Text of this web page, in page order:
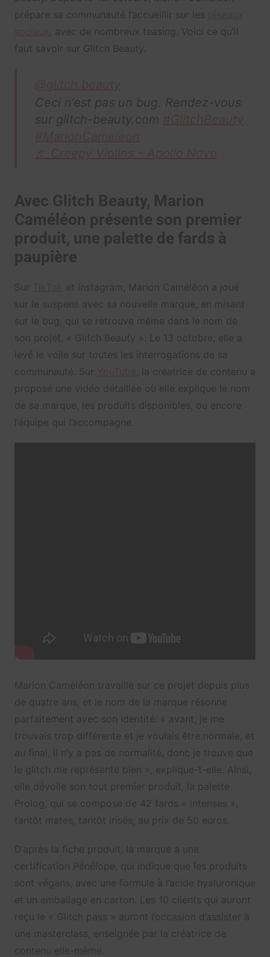
prépare sa communauté l’accueillir sur les
, avec de nombreux teasing. Voici ce qu’il
faut savoir sur Glitch Beauty.
Ceci n’est pas un bug. Rendez-vous
sur glitch-beauty.com
Avec Glitch Beauty, Marion
Caméléon présente son premier
produit, une palette de fards à
paupière
Sur
et Instagram, Marion Caméléon a joué
sur le suspens avec sa nouvelle marque, en misant
sur le bug, qui se retrouve même dans le nom de
son projet, « Glitch Beauty ». Le 13 octobre, elle a
levé le voile sur toutes les interrogations de sa
communauté. Sur
, la créatrice de contenu a
proposé une vidéo détaillée où elle explique le nom
de sa marque, les produits disponibles, ou encore
l’équipe qui l’accompagne.
Marion Caméléon travaille sur ce projet depuis plus
de quatre ans, et le nom de la marque résonne
parfaitement avec son identité: « avant, je me
trouvais trop différente et je voulais être normale, et
au final, il n’y a pas de normalité, donc je trouve que
le glitch me représente bien », explique-t-elle. Ainsi,
elle dévoile son tout premier produit, la palette
Prolog, qui se compose de 42 fards « intenses »,
tantôt mates, tantôt irisés, au prix de 50 euros.
D’après la fiche produit, la marque a une
certification Pénélope, qui indique que les produits
sont végans, avec une formule à l’acide hyaluronique
et un emballage en carton. Les 10 clients qui auront
reçu le « Glitch pass » auront l’occasion d’assister à
une masterclass, enseignée par la créatrice de
contenu elle-même.